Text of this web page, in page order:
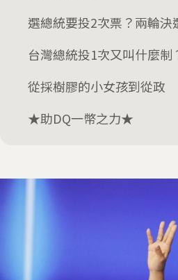
選總統要投2次票？兩輪決
台灣總統投1次又叫什麼制
從採樹膠的小女孩到從政
★助DQ一幣之力★